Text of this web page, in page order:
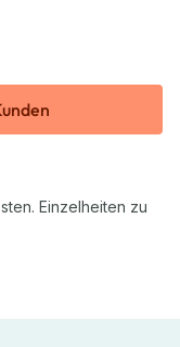
Einzelheiten zu